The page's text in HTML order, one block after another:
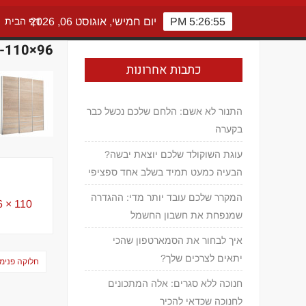
דף הבית 5:26:56 PM יום חמישי, אוגוסט 06, 2026
110×96
Full
110 × 96
ניווט
חלוקה
כתבות אחרונות
התנור לא אשם: הלחם שלכם נכשל כבר
בקערה
עוגת השוקולד שלכם יוצאת יבשה?
הבעיה כמעט תמיד בשלב אחד ספציפי
המקרר שלכם עובד יותר מדי: ההגדרה
שמנפחת את חשבון החשמל
איך לבחור את הסמארטפון שהכי
יתאים לצרכים שלך?
חנוכה ללא סגרים: אלה המתכונים
לחנוכה שכדאי להכיר